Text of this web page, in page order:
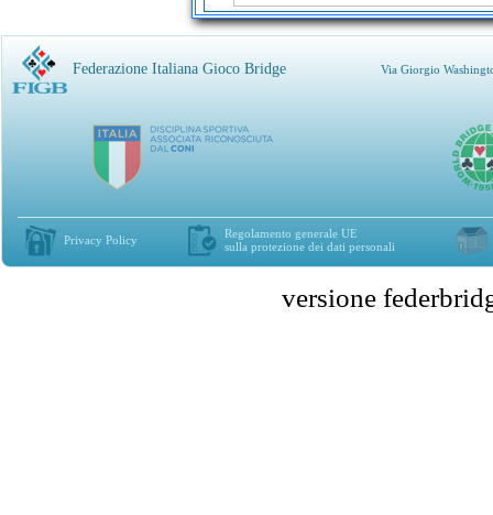
Federazione Italiana Gioco Bridge Via Giorgio
Privacy Policy
Regolamento generale UE
sulla protezione dei dati personali
versione